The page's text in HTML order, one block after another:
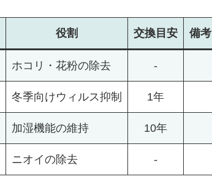
役割 交換目安 備考
ホコリ・花粉の除去 -
冬季向けウィルス抑制 1年
加湿機能の維持 10年
ニオイの除去 -